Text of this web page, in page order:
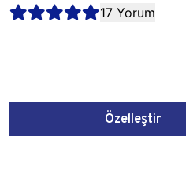
17 Yorum
Özelleştir